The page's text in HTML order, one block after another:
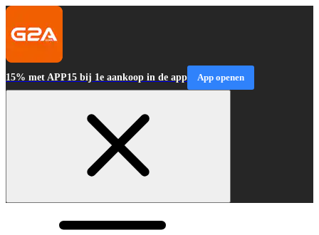
15% met APP15 bij 1e aankoop in de app App openen